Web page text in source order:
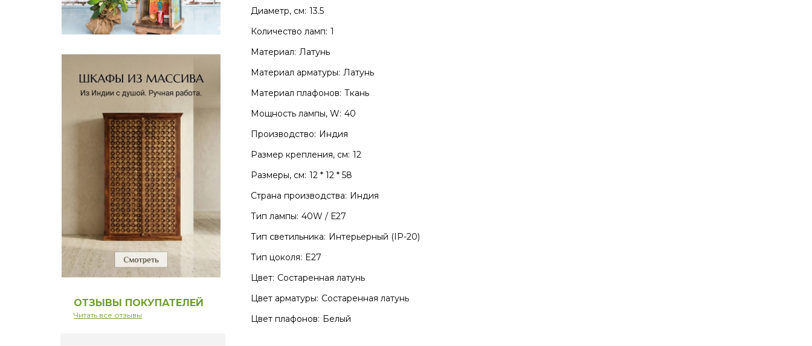
ОТЗЫВЫ ПОКУПАТЕЛЕЙ
Читать все отзывы
Диаметр, см: 13.5
Количество ламп: 1
Материал: Латунь
Материал арматуры: Латунь
Материал плафонов: Ткань
Мощность лампы, W: 40
Производство: Индия
Размер крепления, см: 12
Размеры, см: 12 * 12 * 58
Страна производства: Индия
Тип лампы: 40W / Е27
Тип светильника: Интерьерный (IP-20)
Тип цоколя: E27
Цвет: Состаренная латунь
Цвет арматуры: Состаренная латунь
Цвет плафонов: Белый